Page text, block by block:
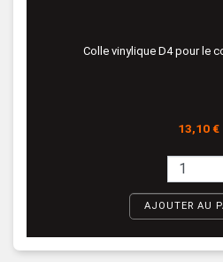
Colle vinylique D4 pour le
Prix
13,10 €
AJOUTER AU